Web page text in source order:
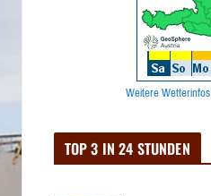
Weitere
TOP 3 IN 24 STUNDEN